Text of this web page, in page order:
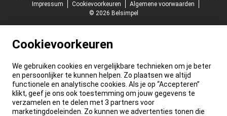
Impressum
Cookievoorkeuren
Algemene voorwaarden
© 2026 Belsimpel
Cookievoorkeuren
We gebruiken cookies en vergelijkbare technieken om je beter
en persoonlijker te kunnen helpen. Zo plaatsen we altijd
functionele en analytische cookies. Als je op “Accepteren”
klikt, geef je ons ook toestemming om jouw gegevens te
verzamelen en te delen met 3 partners voor
marketingdoeleinden. Zo kunnen we advertenties tonen die